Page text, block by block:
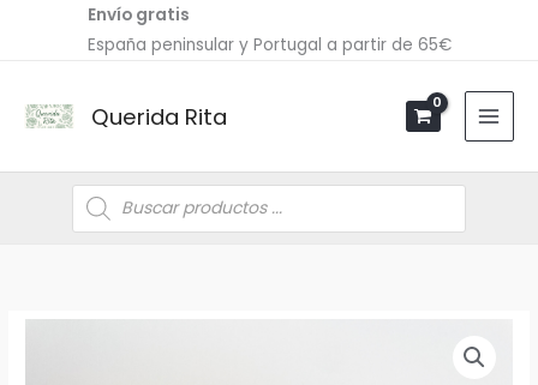
Envío gratis
España peninsular y Portugal a partir de 65€
Querida Rita
Búsqueda
de
productos